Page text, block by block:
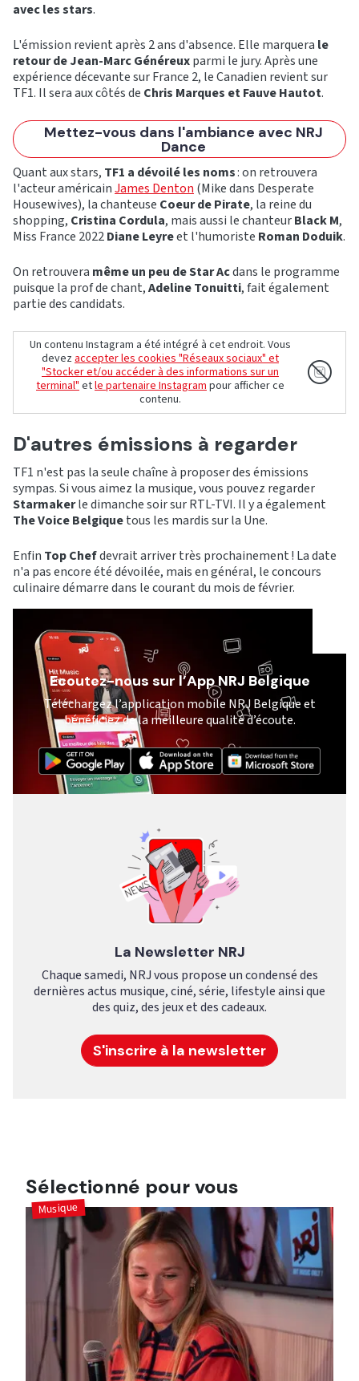
avec les stars.
L'émission revient après 2 ans d'absence. Elle marquera le
retour de Jean-Marc Généreuxparmi le jury. Après une
expérience décevante sur France 2, le Canadien revient sur
TF1. Il sera aux côtés de Chris Marques et Fauve Hautot.
Mettez-vous dans l'ambiance avec NRJ
Dance
Quant aux stars, TF1 a dévoilé les noms: on retrouvera
l'acteur américainJames Denton (Mike dans Desperate
Housewives), la chanteuse Coeur de Pirate, la reine du
shopping, Cristina Cordula, mais aussi le chanteurBlack M,
Miss France 2022Diane Leyreet l'humoriste Roman Doduik.
On retrouvera même un peu de Star Acdans le programme
puisque la prof de chant,Adeline Tonuitti, fait également
partie des candidats.
Un contenu Instagram a été intégré à cet endroit. Vous
devez accepter les cookies "Réseaux sociaux" et
"Stocker et/ou accéder à des informations sur un
terminal" etle partenaire Instagram pour afficher ce
contenu.
D'autres émissions à regarder
TF1 n'est pas la seule chaîne à proposer des émissions
sympas. Si vous aimez la musique, vous pouvez regarder
Starmakerle dimanche soir sur RTL-TVI. Il y a également
The Voice Belgiquetous les mardis sur la Une.
Enfin Top Chefdevrait arriver très prochainement ! La date
n'a pas encore été dévoilée, mais en général, le concours
culinaire démarre dans le courant du mois de février.
Ecoutez-nous sur l’App NRJ Belgique
Téléchargez l’application mobile NRJ Belgique et
bénéficiez de la meilleure qualité d’écoute.
La Newsletter NRJ
Chaque samedi, NRJ vous propose un condensé des
dernières actus musique, ciné, série, lifestyle ainsi que
des quiz, des jeux et des cadeaux.
S'inscrire à la newsletter
Sélectionné pour vous
Musique